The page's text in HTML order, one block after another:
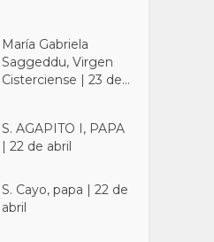
María Gabriela
Saggeddu, Virgen
Cisterciense | 23 de...
S. AGAPITO I, PAPA
| 22 de abril
S. Cayo, papa | 22 de
abril